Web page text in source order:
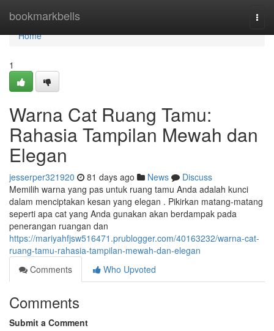
bookmarkbells
Home
Home
1
Warna Cat Ruang Tamu:
Rahasia Tampilan Mewah dan
Elegan
jesserper321920 81 days ago News
Discuss
Memilih warna yang pas untuk ruang tamu Anda adalah kunci
dalam menciptakan kesan yang elegan . Pikirkan matang-matang
seperti apa cat yang Anda gunakan akan berdampak pada
penerangan ruangan dan
https://mariyahfjsw516471.prublogger.com/40163232/warna-cat-
ruang-tamu-rahasia-tampilan-mewah-dan-elegan
Comments
Who Upvoted
Comments
Submit a Comment